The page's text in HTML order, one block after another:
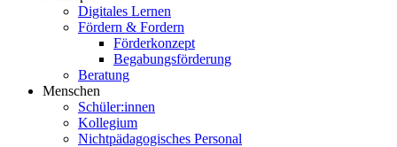
Digitales Lernen
Fördern & Fordern
Förderkonzept
Begabungsförderung
Beratung
Menschen
Schüler:innen
Kollegium
Nichtpädagogisches Personal